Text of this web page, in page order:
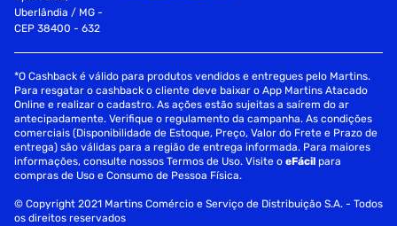
Uberlândia / MG -
CEP 38400 - 632
*O Cashback é válido para produtos vendidos e entregues pelo Martins.
Para resgatar o cashback o cliente deve baixar o App Martins Atacado
Online e realizar o cadastro. As ações estão sujeitas a saírem do ar
antecipadamente. Verifique o regulamento da campanha. As condições
comerciais (Disponibilidade de Estoque, Preço, Valor do Frete e Prazo de
entrega) são válidas para a região de entrega informada. Para maiores
informações, consulte nossos Termos de Uso. Visite oeFácil para
compras de Uso e Consumo de Pessoa Física.
© Copyright 2021 Martins Comércio e Serviço de Distribuição S.A. - Todos
os direitos reservados